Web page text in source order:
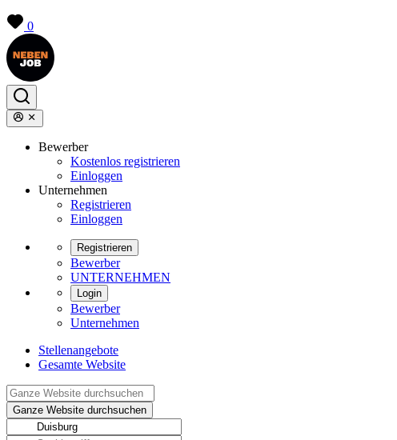
0
Bewerber
Kostenlos registrieren
Einloggen
Unternehmen
Registrieren
Einloggen
Registrieren
Bewerber
UNTERNEHMEN
Login
Bewerber
Unternehmen
Stellenangebote
Gesamte Website